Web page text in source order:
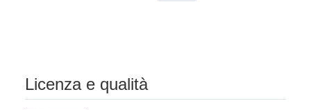
Licenza e qualità